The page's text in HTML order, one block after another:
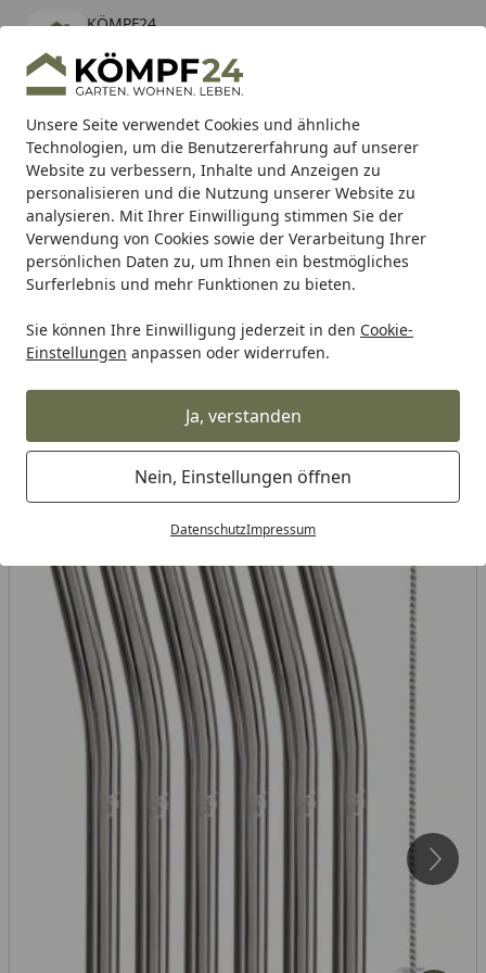
Unsere Seite verwendet Cookies und ähnliche
Technologien, um die Benutzererfahrung auf unserer
Website zu verbessern, Inhalte und Anzeigen zu
personalisieren und die Nutzung unserer Website zu
analysieren. Mit Ihrer Einwilligung stimmen Sie der
Verwendung von Cookies sowie der Verarbeitung Ihrer
persönlichen Daten zu, um Ihnen ein bestmögliches
Surferlebnis und mehr Funktionen zu bieten.
Sie können Ihre Einwilligung jederzeit in den Cookie-
Einstellungen anpassen oder widerrufen.
Ja, verstanden
Nein, Einstellungen öffnen
DatenschutzImpressum
KÖMPF24
kostenlos - Im App Store
Hotline
Alle Produkte
Mein Konto
Suchen
Karibu Pools inkl. gratis Sandfilteranlage & Pool-
Starterset (Gesamtwert bis 468,99€)
Startseite
WMF WMF Tischgedeck WMF Gläser WMF
WMF Glastrinkhalme 6tlg. 230 mm